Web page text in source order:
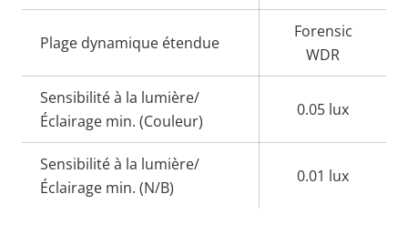
Plage dynamique étendue
Forensic
WDR
Sensibilité à la lumière/
Éclairage min. (Couleur)
0.05 lux
Sensibilité à la lumière/
Éclairage min. (N/B)
0.01 lux